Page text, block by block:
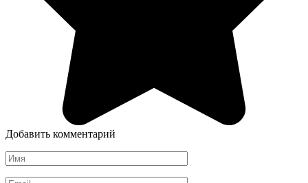
Добавить комментарий
Имя
*